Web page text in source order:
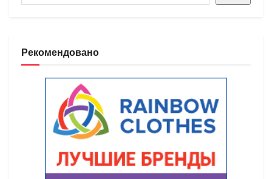
Рекомендовано